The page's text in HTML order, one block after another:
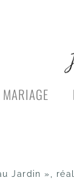
MARIAGE
Jardin »,